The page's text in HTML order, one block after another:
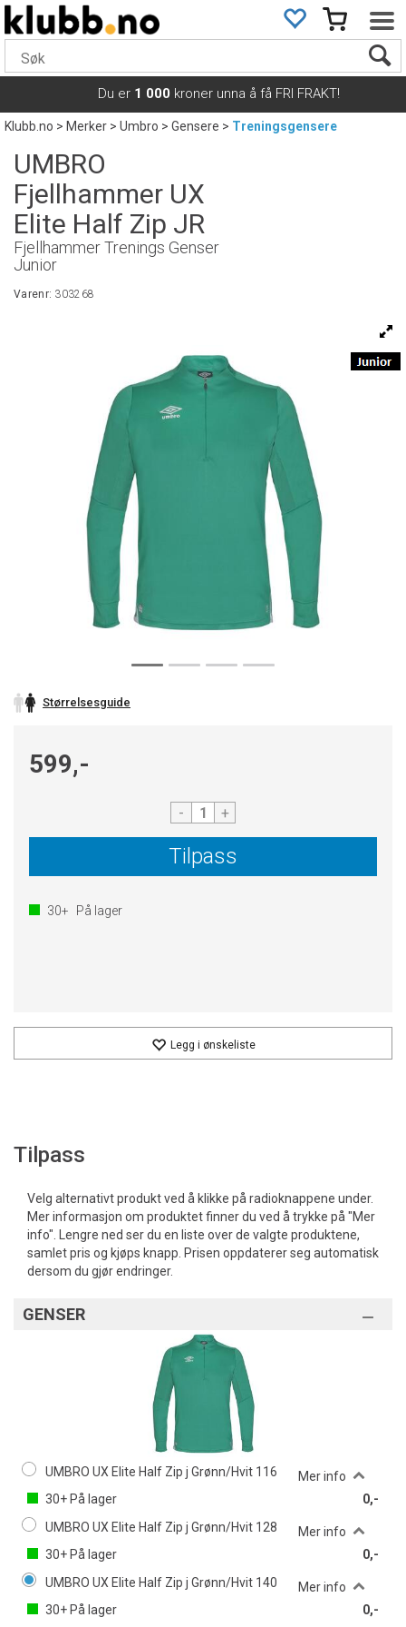
Du er 1 000 kroner unna å få FRI FRAKT!
Klubb.no>Merker>Umbro>Gensere>Treningsgensere
UMBRO
Fjellhammer UX
Elite Half Zip JR
Fjellhammer Trenings Genser
Junior
Varenr: 303268
Størrelsesguide
599,-
- +
Tilpass
30+ På lager
Legg i ønskeliste
Tilpass
Velg alternativt produkt ved å klikke på radioknappene under.
Mer informasjon om produktet finner du ved å trykke på "Mer
info". Lengre ned ser du en liste over de valgte produktene,
samlet pris og kjøps knapp. Prisen oppdaterer seg automatisk
dersom du gjør endringer.
GENSER
UMBRO UX Elite Half Zip j Grønn/Hvit 116
Mer info
30+ På lager
0,-
UMBRO UX Elite Half Zip j Grønn/Hvit 128
Mer info
30+ På lager
0,-
UMBRO UX Elite Half Zip j Grønn/Hvit 140
Mer info
30+ På lager 0,-